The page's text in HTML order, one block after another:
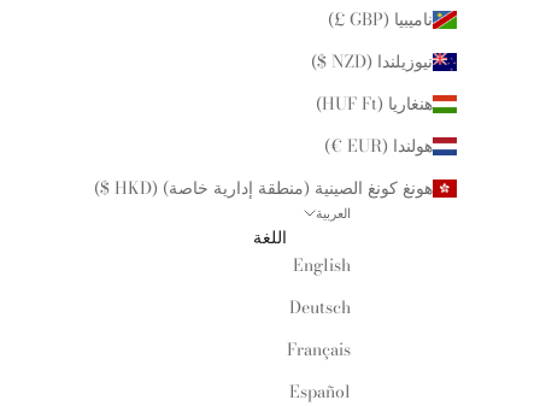
ناميبيا (GBP £)
نيوزيلندا (NZD $)
هنغاريا (HUF Ft)
هولندا (EUR €)
هونغ كونغ الصينية (منطقة إدارية خاصة) (HKD $)
العربية
اللغة
English
Deutsch
Français
Español